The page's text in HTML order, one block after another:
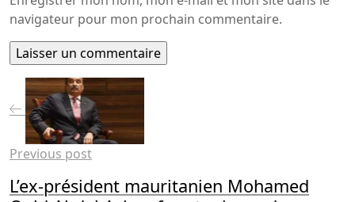
navigateur pour mon prochain commentaire.
Previous post
L’ex-président mauritanien Mohamed